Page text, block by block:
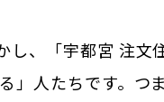
し、「宇都宮 注文
」人たちです。つ